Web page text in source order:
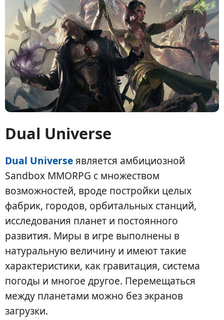
Dual Universe
Dual Universeявляется амбициозной
Sandbox MMORPG с множеством
возможностей, вроде постройки целых
фабрик, городов, орбитальных станций,
исследования планет и постоянного
развития. Миры в игре выполнены в
натуральную величину и имеют такие
характеристики, как гравитация, система
погоды и многое другое. Перемещаться
между планетами можно без экранов
загрузки.